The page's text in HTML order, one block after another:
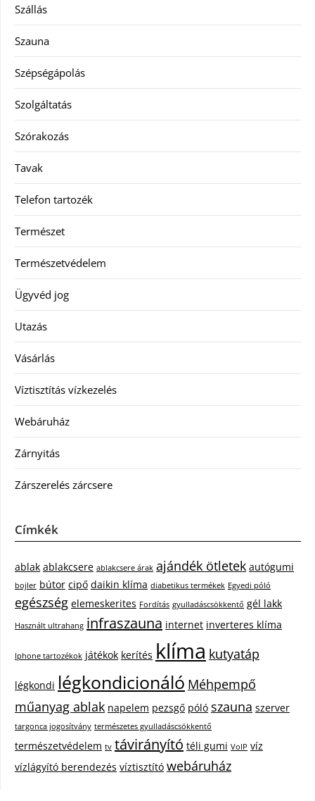
Szállás
Szauna
Szépségápolás
Szolgáltatás
Szórakozás
Tavak
Telefon tartozék
Természet
Természetvédelem
Ügyvéd jog
Utazás
Vásárlás
Víztisztítás vízkezelés
Webáruház
Zárnyitás
Zárszerelés zárcsere
Címkék
ablak ablakcsere ablakcsere árak ajándék ötletek autógumi
bojler bútor cipő daikin klíma diabetikus termékek Egyedi póló
egészség elemeskerites Fordítás gyulladáscsökkentő gél lakk
Használt ultrahang infraszauna internet inverteres klíma
Iphone tartozékok játékok kerítés klíma kutyatáp
légkondi légkondicionáló Méhpempő
műanyag ablak napelem pezsgő póló szauna szerver
targonca jogosítvány természetes gyulladáscsökkentő
természetvédelem tv távirányító téli gumi VoIP víz
vízlágyító berendezés víztisztító webáruház